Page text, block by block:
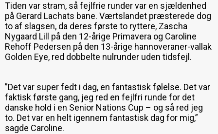
Tiden var stram, så fejlfrie runder var en sjældenhed
på Gerard Lachats bane. Værtslandet præsterede dog
to af slagsen, da deres første to ryttere, Zascha
Nygaard Lill på den 12-årige Primavera og Caroline
Rehoff Pedersen på den 13-årige hannoveraner-vallak
Golden Eye, red dobbelte nulrunder uden tidsfejl.
”Det var super fedt i dag, en fantastisk følelse. Det var
faktisk første gang, jeg red en fejlfri runde for det
danske hold i en Senior Nations Cup – og så red jeg
to. Det var en helt igennem fantastisk dag for mig,”
sagde Caroline.